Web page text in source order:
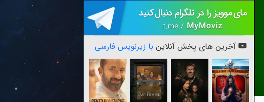
آخرین های پخش آنلاین با زیرنویس فارسی